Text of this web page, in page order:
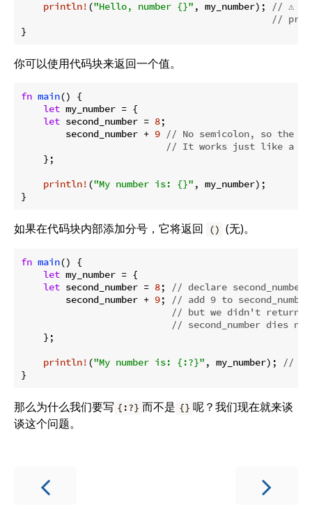
println! ("Hello, number {}" , my_number);
// ⚠️
//
}
你可以使用代码块来返回一个值。
fn main() {
let my_number = {
let second_number = 8;
        second_number +
9 // No semicolon, so the
// It works just like a
    };
println! ("My number is: {}" , my_number);
}
如果在代码块内部添加分号，它将返回 () (无)。
fn main() {
let my_number = {
let second_number = 8;
// declare second_number,
        second_number +
9;
// add 9 to second_number
// but we didn't return
// second_number dies now
    };
println! ("My number is: {:?}" , my_number);
//
}
那么为什么我们要写 {:?} 而不是 {} 呢？我们现在就来谈
谈这个问题。